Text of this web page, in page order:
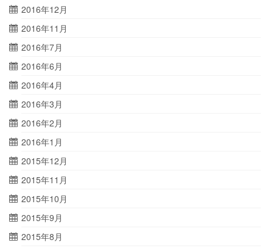
2016年12月
2016年11月
2016年7月
2016年6月
2016年4月
2016年3月
2016年2月
2016年1月
2015年12月
2015年11月
2015年10月
2015年9月
2015年8月